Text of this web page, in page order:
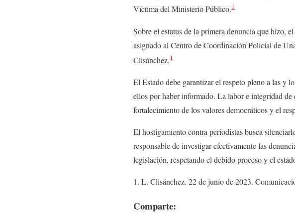
Víctima del Ministerio Público.1
Sobre el estatus de la primera denuncia que hizo,
asignado al Centro de Coordinación Policial de
Clisánchez.1
El Estado debe garantizar el respeto pleno a las y
ellos por haber informado. La labor e integridad
fortalecimiento de los valores democráticos y el
El hostigamiento contra periodistas busca
responsable de investigar efectivamente las
legislación, respetando el debido proceso y el
L. Clisánchez. 22 de junio de 2023.
Comparte: